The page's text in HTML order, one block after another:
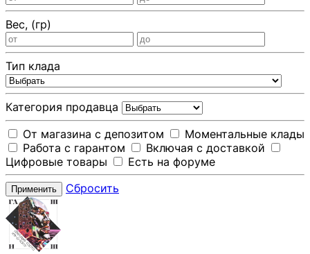
Вес, (гр)
Тип клада
Категория продавца
От магазина с депозитом
Моментальные клады
Работа с гарантом
Включая с доставкой
Цифровые товары
Есть на форуме
Применить Сбросить